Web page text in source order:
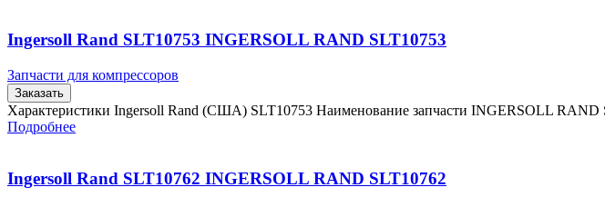
Ingersoll Rand SLT10753 INGERSOLL RAND SLT10753
Запчасти для компрессоров
Заказать
Характеристики Ingersoll Rand (США) SLT10753 Наименование запчасти INGERSOLL
Подробнее
Ingersoll Rand SLT10762 INGERSOLL RAND SLT10762